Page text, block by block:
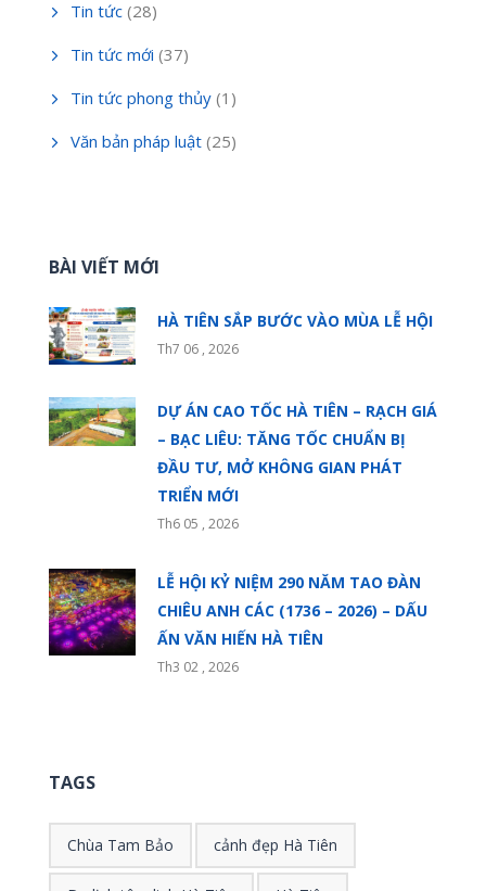
Tin tức (28)
Tin tức mới (37)
Tin tức phong thủy (1)
Văn bản pháp luật (25)
BÀI VIẾT MỚI
HÀ TIÊN SẮP BƯỚC VÀO MÙA LỄ HỘI
Th7 06 , 2026
DỰ ÁN CAO TỐC HÀ TIÊN – RẠCH GIÁ
– BẠC LIÊU: TĂNG TỐC CHUẨN BỊ
ĐẦU TƯ, MỞ KHÔNG GIAN PHÁT
TRIỂN MỚI
Th6 05 , 2026
LỄ HỘI KỶ NIỆM 290 NĂM TAO ĐÀN
CHIÊU ANH CÁC (1736 – 2026) – DẤU
ẤN VĂN HIẾN HÀ TIÊN
Th3 02 , 2026
TAGS
Chùa Tam Bảo cảnh đẹp Hà Tiên